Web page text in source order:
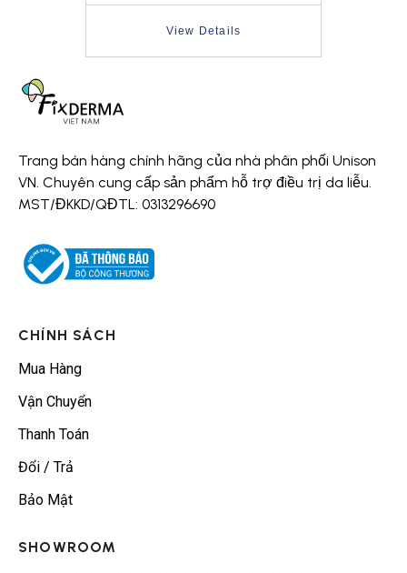
View Details
Trang bán hàng chính hãng của nhà phân phối Unison
VN. Chuyên cung cấp sản phẩm hỗ trợ điều trị da liễu.
MST/ĐKKD/QĐTL: 0313296690
CHÍNH SÁCH
Mua Hàng
Vận Chuyển
Thanh Toán
Đổi / Trả
Bảo Mật
SHOWROOM